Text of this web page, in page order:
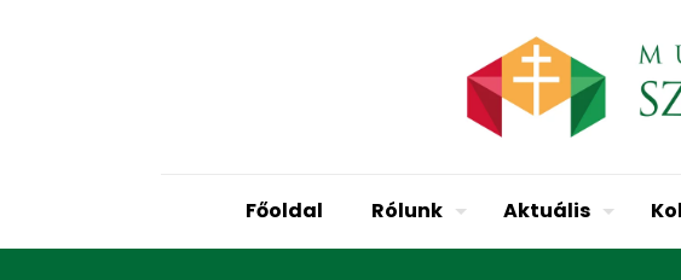
Főoldal Rólunk Aktuális